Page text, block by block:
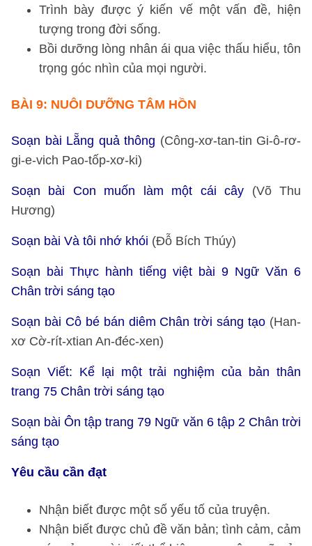
Trình bày được ý kiến vế một vấn đề, hiện
tượng trong đời sống.
Bồi dưỡng lòng nhân ái qua việc thấu hiểu, tôn
trọng góc nhìn của mọi người.
BÀI 9: NUÔI DƯỠNG TÂM HỒN
Soạn bài Lẵng quả thông (Công-xơ-tan-tin Gi-ô-rơ-
gi-e-vich Pao-tốp-xơ-ki)
Soạn bài Con muốn làm một cái cây (Võ Thu
Hương)
Soạn bài Và tôi nhớ khói (Đỗ Bích Thúy)
Soạn bài Thực hành tiếng việt bài 9 Ngữ Văn 6
Chân trời sáng tạo
Soạn bài Cô bé bán diêm Chân trời sáng tạo (Han-
xơ Cờ-rít-xtian An-đéc-xen)
Soạn Viết: Kể lại một trải nghiệm của bản thân
trang 75 Chân trời sáng tạo
Soạn bài Ôn tập trang 79 Ngữ văn 6 tập 2 Chân trời
sáng tạo
Yêu cầu cần đạt
Nhận biết được một số yếu tố của truyện.
Nhận biết được chủ đề văn bản; tình cảm, cảm